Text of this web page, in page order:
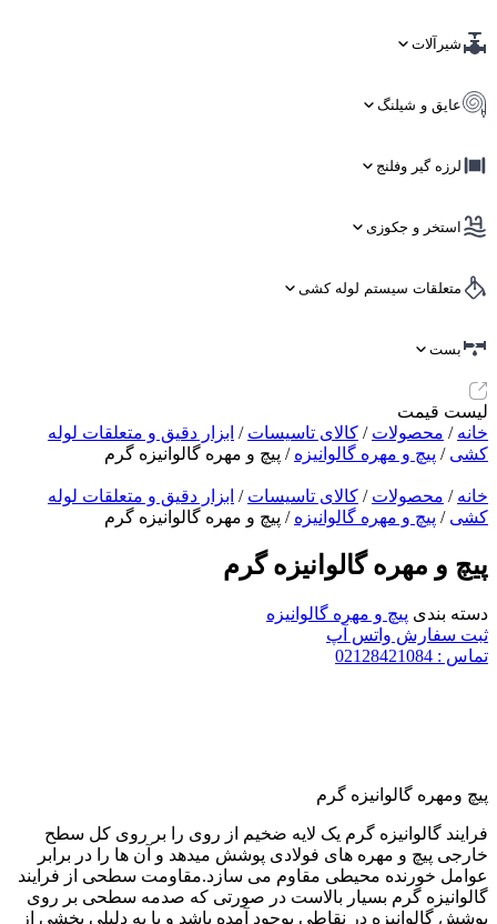
شیرآلات
عایق و شیلنگ
لرزه گیر وفلنج
استخر و جکوزی
متعلقات سیستم لوله کشی
بست
لیست قیمت
خانه / محصولات / کالای تاسیسات / ابزار دقیق و متعلقات لوله
کشی / پیچ و مهره گالوانیزه / پیچ و مهره گالوانیزه گرم
خانه / محصولات / کالای تاسیسات / ابزار دقیق و متعلقات لوله
کشی / پیچ و مهره گالوانیزه / پیچ و مهره گالوانیزه گرم
پیچ و مهره گالوانیزه گرم
دسته بندی پیچ و مهره گالوانیزه
ثبت سفارش واتس آپ
تماس : 02128421084
پیچ ومهره گالوانیزه گرم
فرایند گالوانیزه گرم یک لایه ضخیم از روی را بر روی کل سطح
خارجی پیچ و مهره های فولادی پوشش میدهد و آن ها را در برابر
عوامل خورنده محیطی مقاوم می سازد.مقاومت سطحی از فرایند
گالوانیزه گرم بسیار بالاست در صورتی که صدمه سطحی بر روی
پوشش گالوانیزه در نقاطی بوجود آمده باشد و یا به دلیلی بخشی از